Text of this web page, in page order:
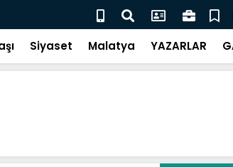
Milletvekili Alkayış, Cibuti’de
Siyaset Malatya YAZARLAR